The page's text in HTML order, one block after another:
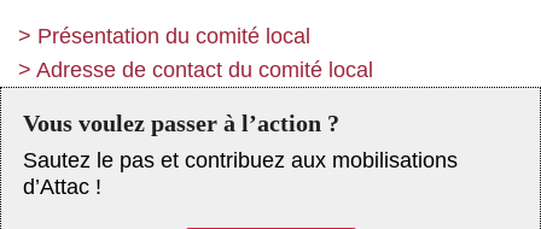
> Présentation du comité local
> Adresse de contact du comité local
Vous voulez passer à l’action ?
Sautez le pas et contribuez aux mobilisations
d’Attac !